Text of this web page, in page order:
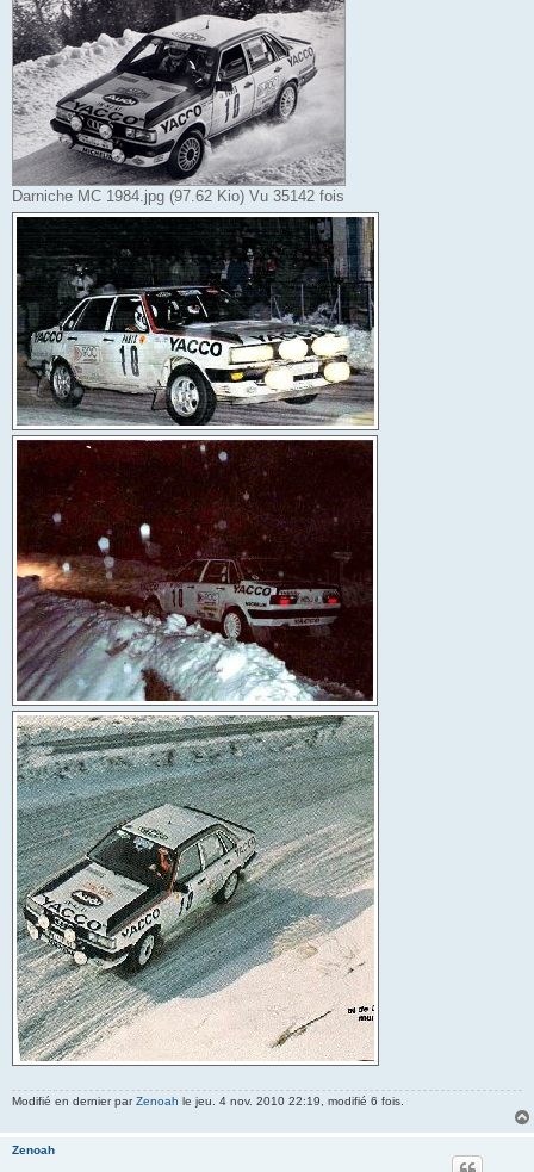
Darniche MC 1984.jpg (97.62 Kio) Vu 35142 fois
Modifié en dernier parZenoah le jeu. 4 nov. 2010 22:19, modifié 6 fois.
Zenoah